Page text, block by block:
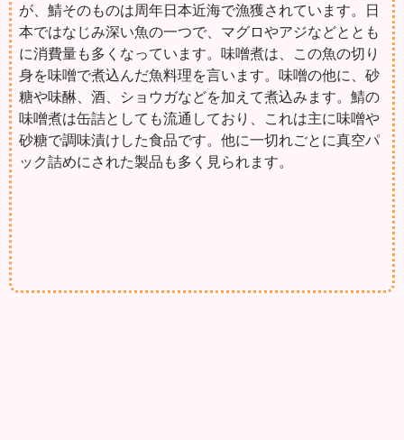
が、鯖そのものは周年日本近海で漁獲されています。日
本ではなじみ深い魚の一つで、マグロやアジなどととも
に消費量も多くなっています。味噌煮は、この魚の切り
身を味噌で煮込んだ魚料理を言います。味噌の他に、砂
糖や味醂、酒、ショウガなどを加えて煮込みます。鯖の
味噌煮は缶詰としても流通しており、これは主に味噌や
砂糖で調味漬けした食品です。他に一切れごとに真空パ
ック詰めにされた製品も多く見られます。